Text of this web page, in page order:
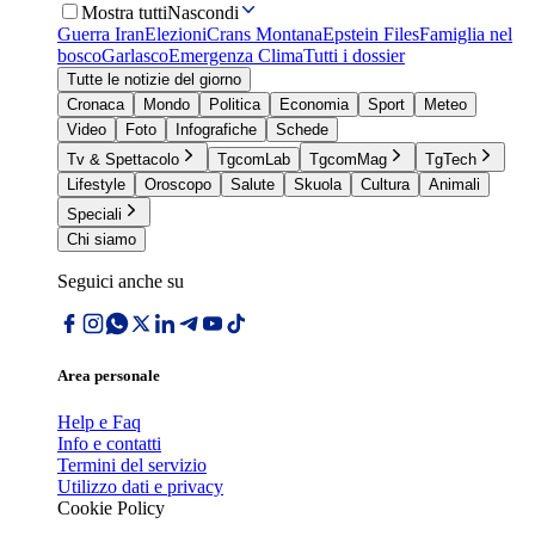
Mostra tuttiNascondi
Guerra IranElezioniCrans MontanaEpstein FilesFamiglia nel
boscoGarlascoEmergenza ClimaTutti i dossier
Tutte le notizie del giorno
Cronaca
Mondo Politica Economia Sport
Meteo
Video
Foto Infografiche
Schede
Tv & Spettacolo
TgcomLab TgcomMag
TgTech
Lifestyle
Oroscopo Salute Skuola Cultura
Animali
Speciali
Chi siamo
Seguici anche su
Area personale
Help e Faq
Info e contatti
Termini del servizio
Utilizzo dati e privacy
Cookie Policy